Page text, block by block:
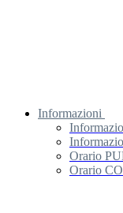
Informazioni
Orario
Orario